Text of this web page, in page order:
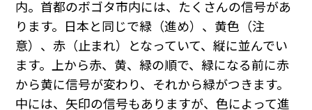
内。首都のボゴタ市内には、たくさんの信号があ
ります。日本と同じで緑（進め）、黄色（注
意）、赤（止まれ）となっていて、縦に並んでい
ます。上から赤、黄、緑の順で、緑になる前に赤
から黄に信号が変わり、それから緑がつきます。
中には、矢印の信号もありますが、色によって進